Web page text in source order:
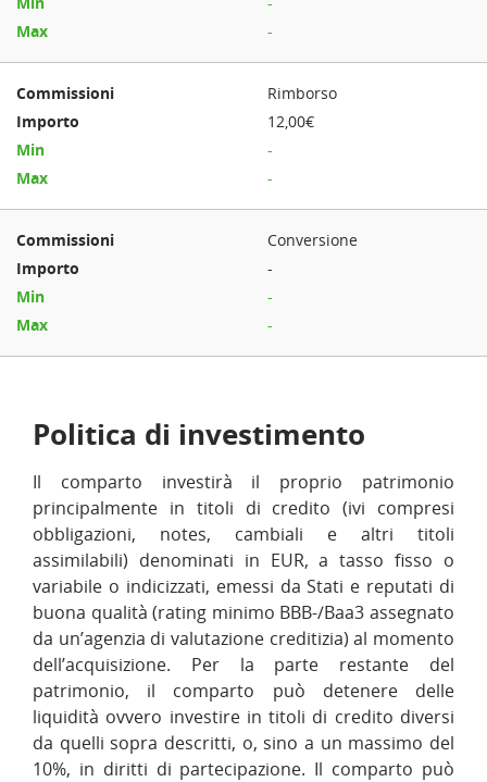
-
Rimborso
12,00€
-
-
Conversione
-
-
-
Politica di investimento
Il comparto investirà il proprio patrimonio
principalmente in titoli di credito (ivi compresi
obbligazioni, notes, cambiali e altri titoli
assimilabili) denominati in EUR, a tasso fisso o
variabile o indicizzati, emessi da Stati e reputati di
buona qualità (rating minimo BBB-/Baa3 assegnato
da un’agenzia di valutazione creditizia) al momento
dell’acquisizione. Per la parte restante del
patrimonio, il comparto può detenere delle
liquidità ovvero investire in titoli di credito diversi
da quelli sopra descritti, o, sino a un massimo del
10%, in diritti di partecipazione. Il comparto può